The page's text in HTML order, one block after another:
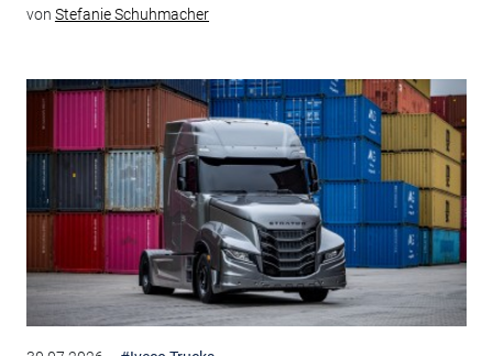
von Stefanie Schuhmacher